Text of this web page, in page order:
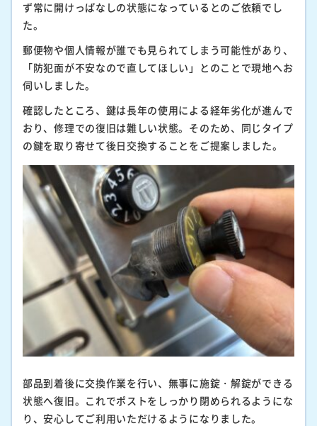
ず常に開けっぱなしの状態になっているとのご依頼でし
た。
郵便物や個人情報が誰でも見られてしまう可能性があり、
「防犯面が不安なので直してほしい」とのことで現地へお
伺いしました。
確認したところ、鍵は長年の使用による経年劣化が進んで
おり、修理での復旧は難しい状態。そのため、同じタイプ
の鍵を取り寄せて後日交換することをご提案しました。
部品到着後に交換作業を行い、無事に施錠・解錠ができる
状態へ復旧。これでポストをしっかり閉められるようにな
り、安心してご利用いただけるようになりました。